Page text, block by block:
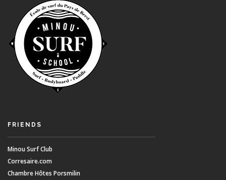
FRIENDS
Minou Surf Club
Corresaire.com
Chambre Hôtes Porsmilin